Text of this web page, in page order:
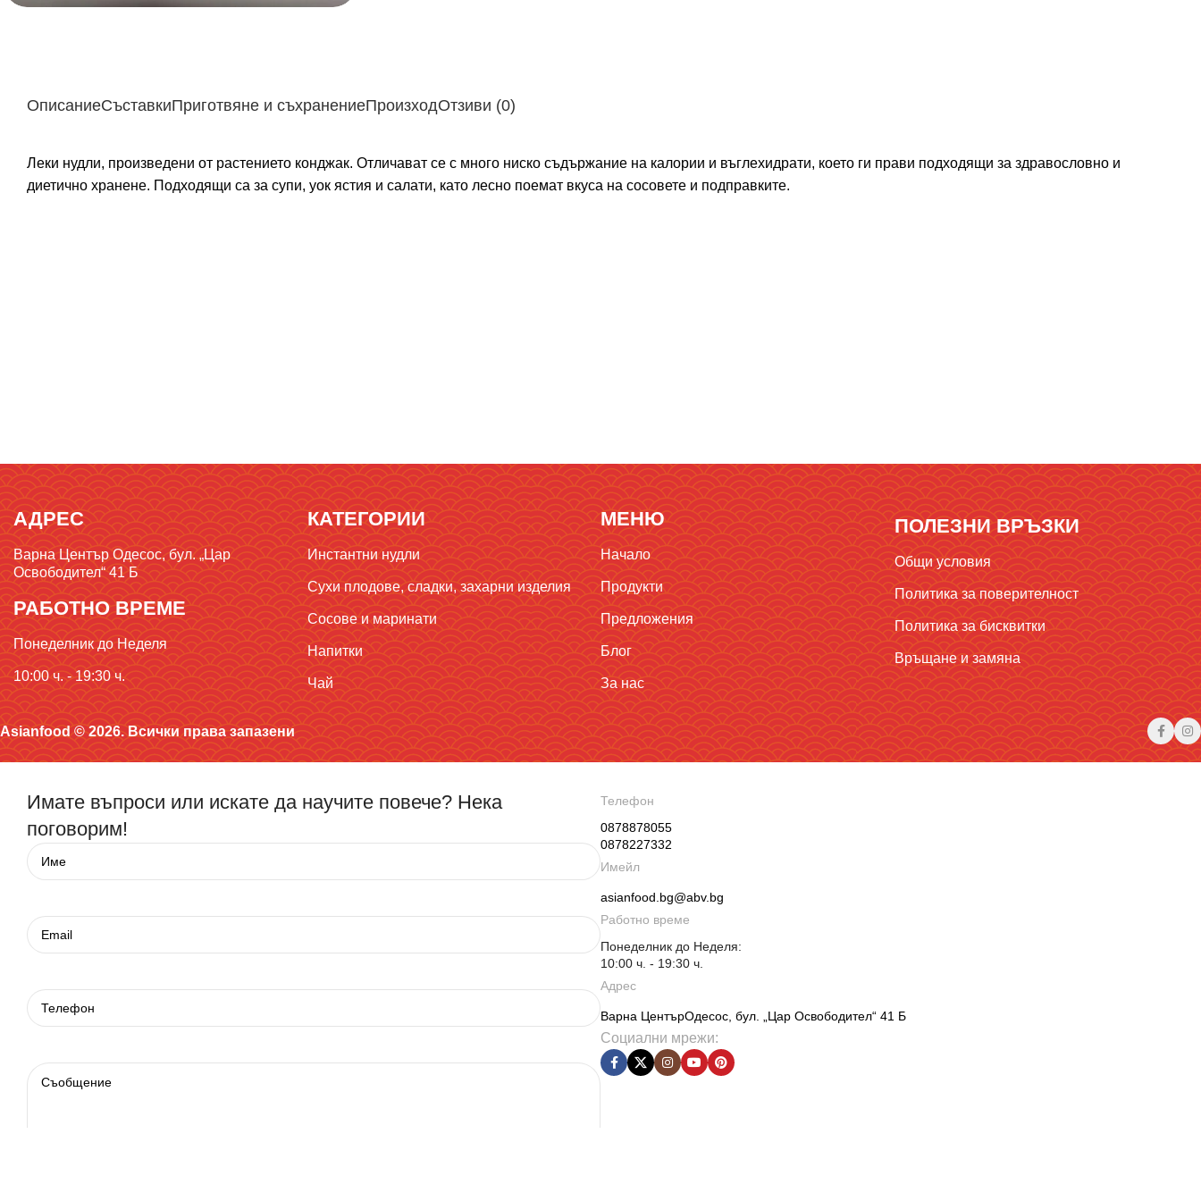
ОписаниеСъставкиПриготвяне и съхранениеПроизходОтзиви (0)
Леки нудли, произведени от растението конджак. Отличават се с много ниско съдържание на калории и въглехидрати, което ги прави подходящи за здравословно и
диетично хранене. Подходящи са за супи, уок ястия и салати, като лесно поемат вкуса на сосовете и подправките.
АДРЕС
Варна Център Одесос, бул. „Цар
Освободител“ 41 Б
РАБОТНО ВРЕМЕ
Понеделник до Неделя
10:00 ч. - 19:30 ч.
КАТЕГОРИИ
Инстантни нудли
Сухи плодове, сладки, захарни изделия
Сосове и маринати
Напитки
Чай
МЕНЮ
Начало
Продукти
Предложения
Блог
За нас
ПОЛЕЗНИ ВРЪЗКИ
Общи условия
Политика за поверителност
Политика за бисквитки
Връщане и замяна
Asianfood © 2026. Всички права запазени
Имате въпроси или искате да научите повече? Нека
поговорим!
Телефон
0878878055
0878227332
Имейл
asianfood.bg@abv.bg
Работно време
Понеделник до Неделя:
10:00 ч. - 19:30 ч.
Адрес
Варна ЦентърОдесос, бул. „Цар Освободител“ 41 Б
Социални мрежи: